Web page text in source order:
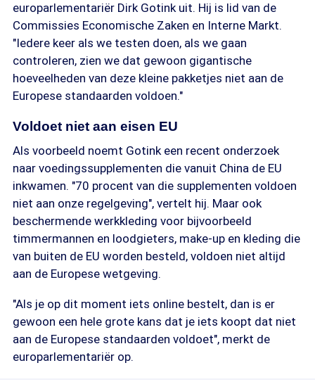
europarlementariër Dirk Gotink uit. Hij is lid van de
Commissies Economische Zaken en Interne Markt.
"Iedere keer als we testen doen, als we gaan
controleren, zien we dat gewoon gigantische
hoeveelheden van deze kleine pakketjes niet aan de
Europese standaarden voldoen."
Voldoet niet aan eisen EU
Als voorbeeld noemt Gotink een recent onderzoek
naar voedingssupplementen die vanuit China de EU
inkwamen. "70 procent van die supplementen voldoen
niet aan onze regelgeving", vertelt hij. Maar ook
beschermende werkkleding voor bijvoorbeeld
timmermannen en loodgieters, make-up en kleding die
van buiten de EU worden besteld, voldoen niet altijd
aan de Europese wetgeving.
"Als je op dit moment iets online bestelt, dan is er
gewoon een hele grote kans dat je iets koopt dat niet
aan de Europese standaarden voldoet", merkt de
europarlementariër op.